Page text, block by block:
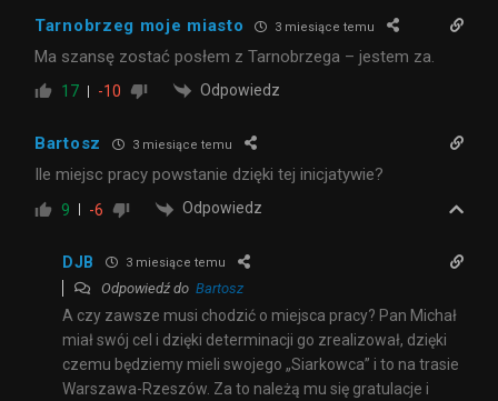
Tarnobrzeg moje miasto 3 miesiące temu
Ma szansę zostać posłem z Tarnobrzega – jestem za.
17 -10 Odpowiedz
Bartosz 3 miesiące temu
Ile miejsc pracy powstanie dzięki tej inicjatywie?
9 -6 Odpowiedz
DJB 3 miesiące temu
Odpowiedź do Bartosz
A czy zawsze musi chodzić o miejsca pracy? Pan Michał
miał swój cel i dzięki determinacji go zrealizował, dzięki
czemu będziemy mieli swojego „Siarkowca” i to na trasie
Warszawa-Rzeszów. Za to należą mu się gratulacje i